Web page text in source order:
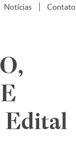
Notícias Contato
Edital